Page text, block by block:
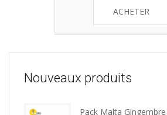
ACHETER
Nouveaux produits
Pack Malta